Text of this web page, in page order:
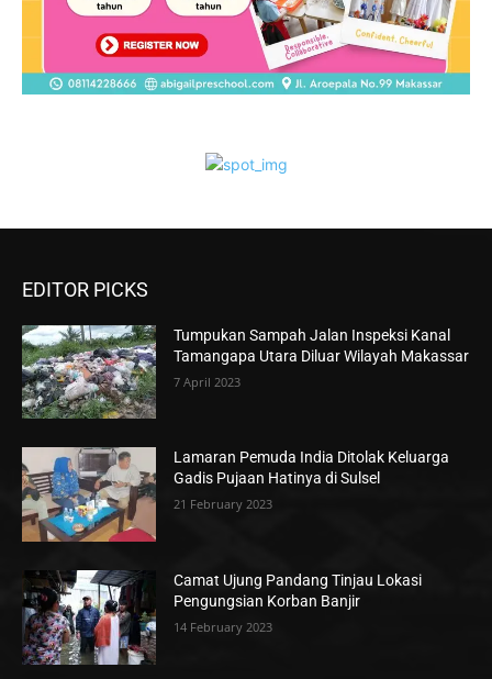
EDITOR PICKS
Tumpukan Sampah Jalan Inspeksi Kanal
Tamangapa Utara Diluar Wilayah Makassar
7 April 2023
Lamaran Pemuda India Ditolak Keluarga
Gadis Pujaan Hatinya di Sulsel
21 February 2023
Camat Ujung Pandang Tinjau Lokasi
Pengungsian Korban Banjir
14 February 2023